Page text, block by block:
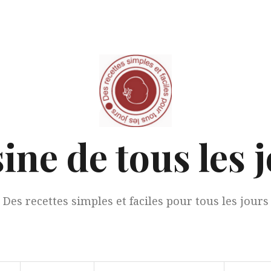
de tous les
Des recettes simples et faciles pour tous les jours